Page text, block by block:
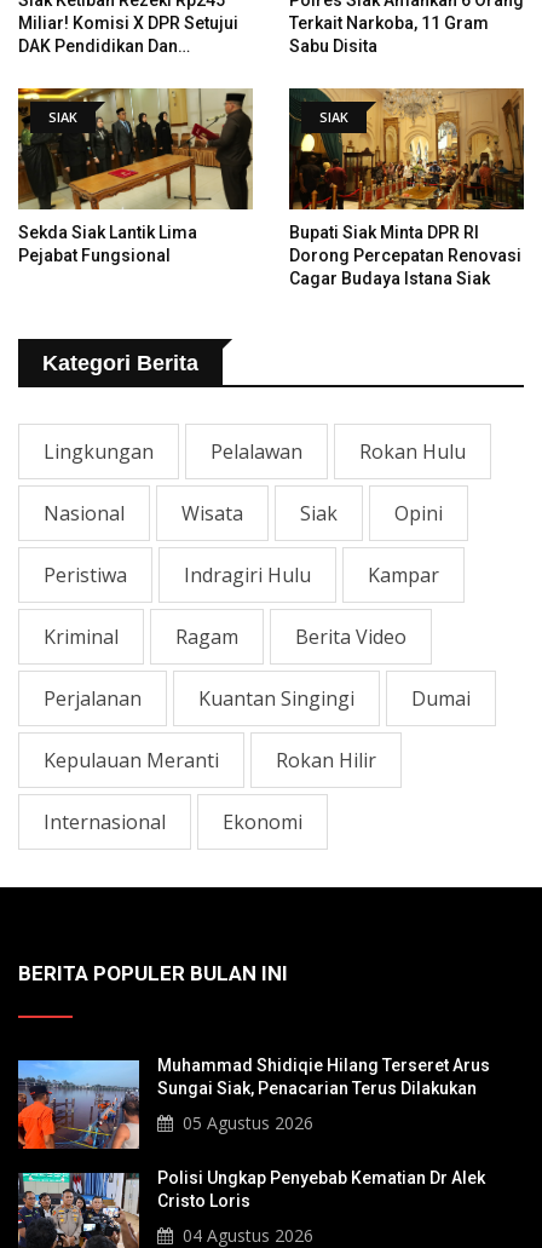
Miliar! Komisi X DPR Setujui
DAK Pendidikan Dan
Terkait Narkoba, 11 Gram
Sabu Disita
SIAK
Sekda Siak Lantik Lima
Pejabat Fungsional
SIAK
Bupati Siak Minta DPR RI
Dorong Percepatan Renovasi
Cagar Budaya Istana Siak
Kategori Berita
Lingkungan Pelalawan Rokan Hulu
Nasional Wisata Siak Opini
Peristiwa Indragiri Hulu Kampar
Kriminal Ragam Berita Video
Perjalanan Kuantan Singingi Dumai
Kepulauan Meranti Rokan Hilir
Internasional Ekonomi
BERITA POPULER BULAN INI
Muhammad Shidiqie Hilang Terseret Arus
Sungai Siak, Penacarian Terus Dilakukan
05 Agustus 2026
Polisi Ungkap Penyebab Kematian Dr Alek
Cristo Loris
04 Agustus 2026